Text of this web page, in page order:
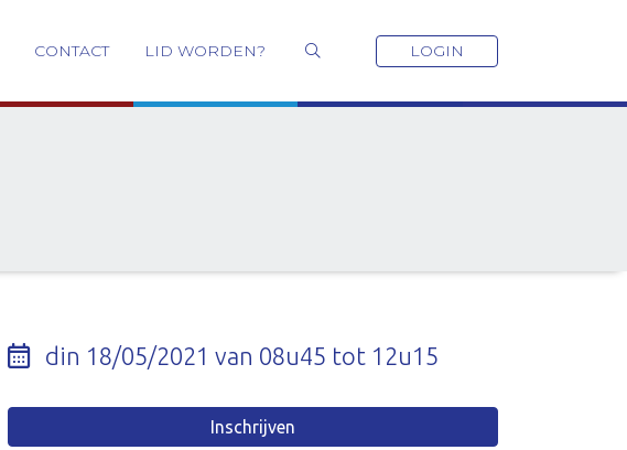
CONTACT LID WORDEN? LOGIN
din 18/05/2021 van 08u45 tot 12u15
Inschrijven